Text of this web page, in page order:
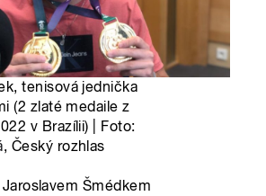
tenisová jednička
(2 zlaté medaile z
v Brazílii) | Foto:
, Český rozhlas
Šmédkem